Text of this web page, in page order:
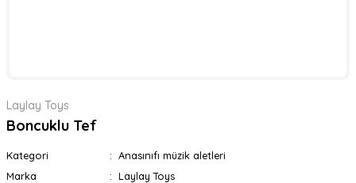
Laylay Toys
Boncuklu Tef
Kategori
Anasınıfı müzik aletleri
Marka
Laylay Toys